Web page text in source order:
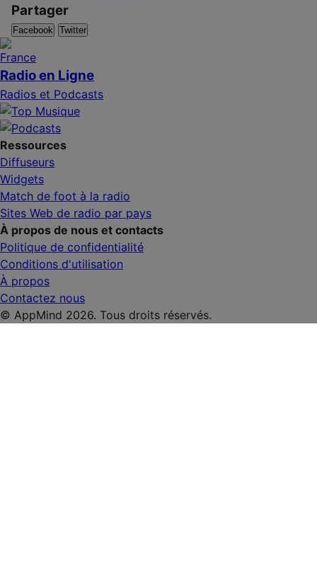
Partager
Facebook Twitter
Radio en Ligne
Radios et Podcasts
Ressources
Diffuseurs
Widgets
Match de foot à la radio
Sites Web de radio par pays
À propos de nous et contacts
Politique de confidentialité
Conditions d'utilisation
À propos
Contactez nous
© AppMind 2026. Tous droits réservés.